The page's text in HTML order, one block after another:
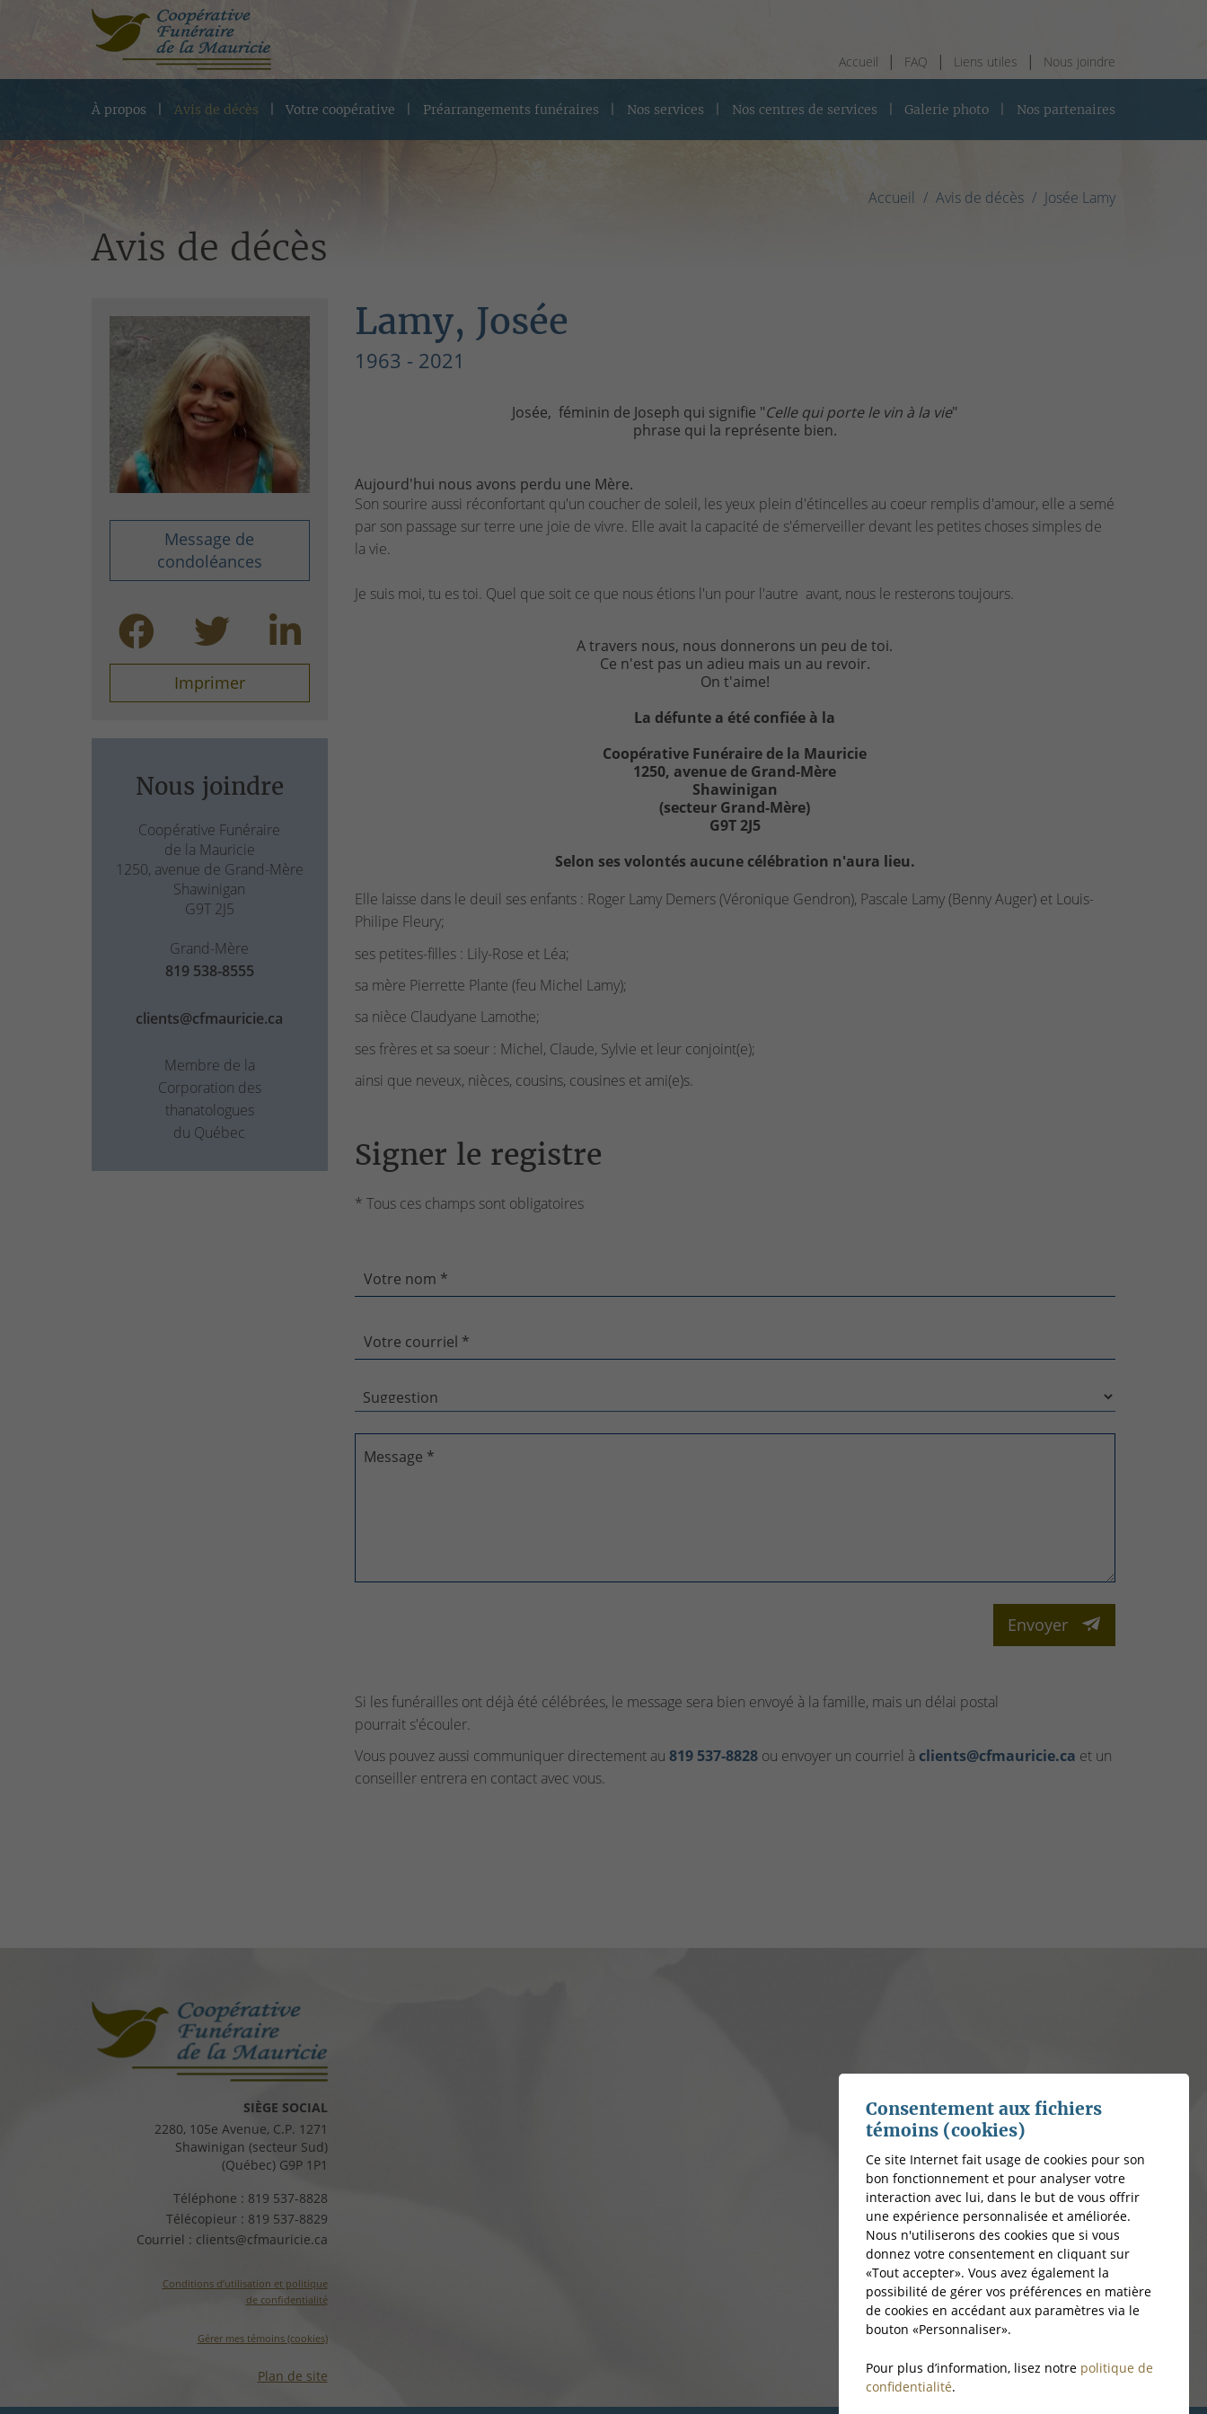
Accueil FAQ Liens utiles Nous joindre
À propos Avis de décès Votre coopérative Préarrangements funéraires Nos services Nos centres de services Galerie photo Nos partenaires
Accueil Avis de décès Josée Lamy
Avis de décès
Message de
condoléances
Imprimer
Nous joindre
Coopérative Funéraire
de la Mauricie
1250, avenue de Grand-Mère
Shawinigan
G9T 2J5
Grand-Mère
819 538-8555
clients@cfmauricie.ca
Membre de la
Corporation des
thanatologues
du Québec
Lamy, Josée
1963 - 2021
Josée, féminin de Joseph qui signifie "Celle qui porte le vin à la vie"
phrase qui la représente bien.
Aujourd'hui nous avons perdu une Mère.
Son sourire aussi réconfortant qu'un coucher de soleil, les yeux plein d'étincelles au coeur remplis d'amour, elle a semé
par son passage sur terre une joie de vivre. Elle avait la capacité de s'émerveiller devant les petites choses simples de
la vie.
Je suis moi, tu es toi. Quel que soit ce que nous étions l'un pour l'autre avant, nous le resterons toujours.
A travers nous, nous donnerons un peu de toi.
Ce n'est pas un adieu mais un au revoir.
On t'aime!
La défunte a été confiée à la
Coopérative Funéraire de la Mauricie
1250, avenue de Grand-Mère
Shawinigan
(secteur Grand-Mère)
G9T 2J5
Selon ses volontés aucune célébration n'aura lieu.
Elle laisse dans le deuil ses enfants : Roger Lamy Demers (Véronique Gendron), Pascale Lamy (Benny Auger) et Louis-
Philipe Fleury;
ses petites-filles : Lily-Rose et Léa;
sa mère Pierrette Plante (feu Michel Lamy);
sa nièce Claudyane Lamothe;
ses frères et sa soeur : Michel, Claude, Sylvie et leur conjoint(e);
ainsi que neveux, nièces, cousins, cousines et ami(e)s.
Signer le registre
* Tous ces champs sont obligatoires
Votre nom *
Votre courriel *
Message *
Envoyer
Si les funérailles ont déjà été célébrées, le message sera bien envoyé à la famille, mais un délai postal
pourrait s'écouler.
Vous pouvez aussi communiquer directement au 819 537‑8828ou envoyer un courriel à clients@cfmauricie.ca et un
conseiller entrera en contact avec vous.
SIÈGE SOCIAL
2280, 105e Avenue, C.P. 1271
Shawinigan (secteur Sud)
(Québec) G9P 1P1
Téléphone : 819 537-8828
Télécopieur : 819 537-8829
Courriel : clients@cfmauricie.ca
Conditions d’utilisation et politique
de confidentialité
Gérer mes témoins (cookies)
Plan de site
Consentement aux fichiers
témoins (cookies)
Ce site Internet fait usage de cookies pour son
bon fonctionnement et pour analyser votre
interaction avec lui, dans le but de vous offrir
une expérience personnalisée et améliorée.
Nous n'utiliserons des cookies que si vous
donnez votre consentement en cliquant sur
«Tout accepter». Vous avez également la
possibilité de gérer vos préférences en matière
de cookies en accédant aux paramètres via le
bouton «Personnaliser».
Pour plus d’information, lisez notre politique de
confidentialité.